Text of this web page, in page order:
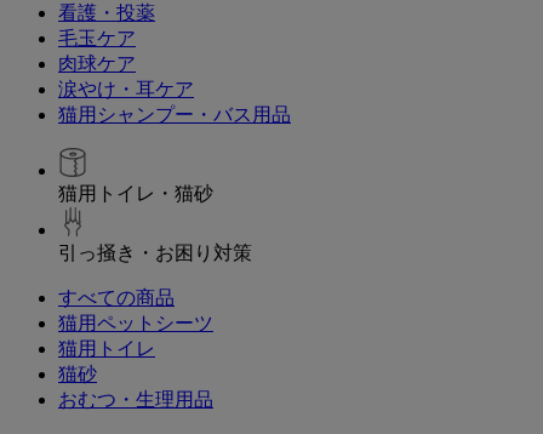
看護・投薬
毛玉ケア
肉球ケア
涙やけ・耳ケア
猫用シャンプー・バス用品
猫用トイレ・猫砂
引っ掻き・お困り対策
すべての商品
猫用ペットシーツ
猫用トイレ
猫砂
おむつ・生理用品